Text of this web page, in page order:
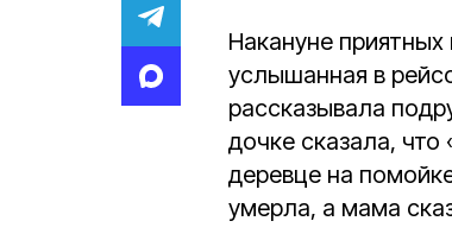
Накануне
услышанная в
рассказывала
дочке сказала, что
деревце на
умерла, а мама